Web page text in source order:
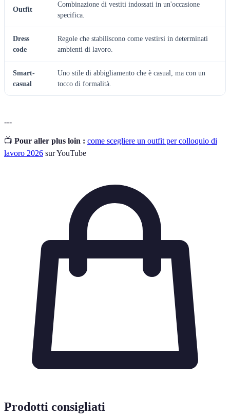
Outfit
Combinazione di vestiti indossati in un'occasione
specifica.
Dress
code
Regole che stabiliscono come vestirsi in determinati
ambienti di lavoro.
Smart-
casual
Uno stile di abbigliamento che è casual, ma con un
tocco di formalità.
---
📺 Pour aller plus loin : come scegliere un outfit per colloquio di
lavoro 2026 sur YouTube
Prodotti consigliati